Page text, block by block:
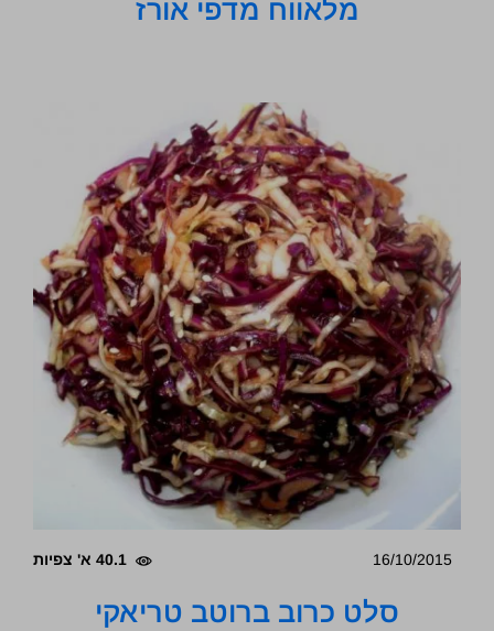
מלאווח מדפי אורז
16/10/2015 40.1 א' צפיות
סלט כרוב ברוטב טריאקי